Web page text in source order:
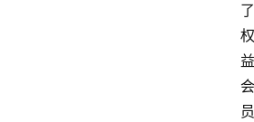
了
权
益
会
员